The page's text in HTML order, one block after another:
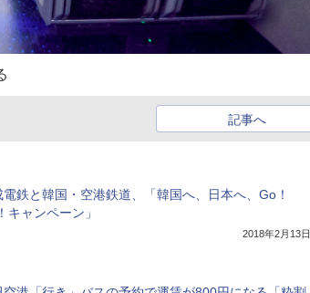
記事へ
電鉄と韓国・空港鉄道、「韓国へ、日本へ、Go！
キャンペーン」
2018年2月13日